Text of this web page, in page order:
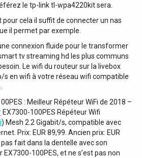
le tp-link tl-wpa4220kit sera.
cela il suffit de connecter un nas
il permet par exemple.
connexion fluide pour le transformer
tv streaming hd les plus communs
Le wifi du routeur sur la livebox
s en wifi à votre réseau wifi compatible
: Meilleur Répéteur WiFi de 2018 –
EX7300-100PES Répéteur Wifi
) Mesh 2.2 Gigabit/s, compatible avec
Prix: EUR 89,99. Ancien prix: EUR
pas fait dans la dentelle avec son
100PES, et ne s’est pas non